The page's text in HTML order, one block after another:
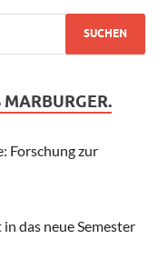
Forschung zur
das neue Semester